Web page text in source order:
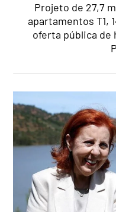
Projeto de 27,7
apartamentos T1,
oferta pública de